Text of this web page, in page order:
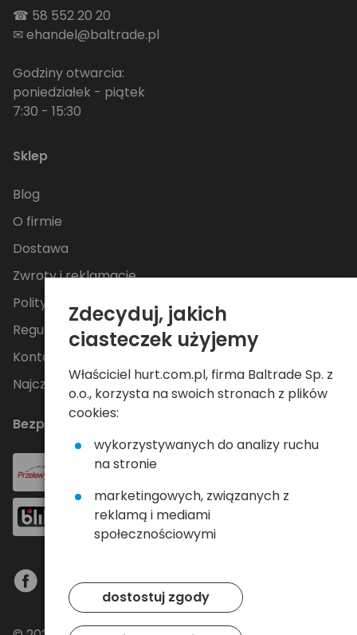
☎ 58 552 20 20
✉ehandel@baltrade.pl
Godziny otwarcia:
poniedziałek - piątek
7:30 - 15:30
Sklep
Blog
O firmie
Dostawa
Zwroty i reklamacje
Polityka Prywatności
Regulamin
Kontakt
Najczęściej zadawane pytania
Bezpieczne płatności
Zdecyduj, jakich
ciasteczek użyjemy
Właściciel hurt.com.pl, firma Baltrade Sp. z
o.o., korzysta na swoich stronach z plików
cookies:
wykorzystywanych do analizy ruchu
na stronie
marketingowych, związanych z
reklamą i mediami
społecznościowymi
dostostuj zgody